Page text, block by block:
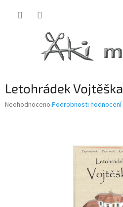
Letohrádek Vojtěška
Průměrné
Neohodnoceno Podrobnosti hodnocení